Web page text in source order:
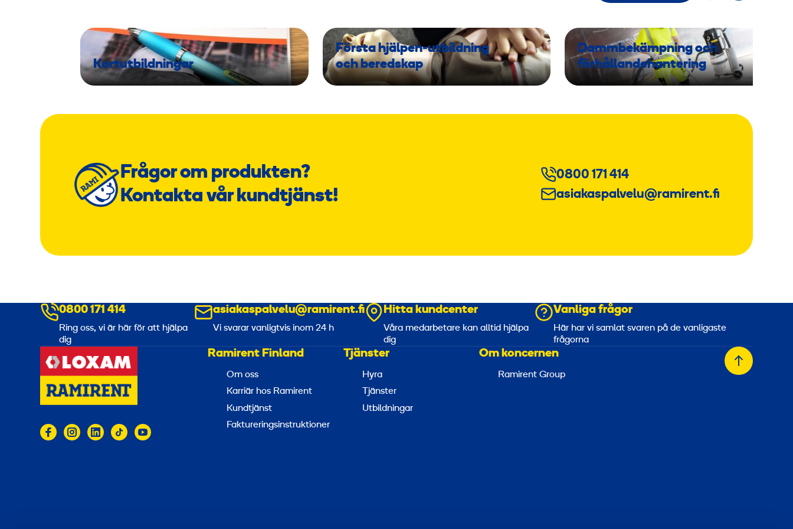
Kortutbildningar
Första hjälpen-utbildning
och beredskap
Dammbekämpning och
förhållandehantering
Frågor om produkten?
Kontakta vår kundtjänst!
0800 171 414
asiakaspalvelu@ramirent.fi
0800 171 414
Ring oss, vi är här för att hjälpa
dig
asiakaspalvelu@ramirent.fi
Vi svarar vanligtvis inom 24 h
Hitta kundcenter
Våra medarbetare kan alltid hjälpa
dig
Vanliga frågor
Här har vi samlat svaren på de vanligaste
frågorna
Ramirent Finland
Om oss
Karriär hos Ramirent
Kundtjänst
Faktureringsinstruktioner
Tjänster
Hyra
Tjänster
Utbildningar
Om koncernen
Ramirent Group
Tillbaka